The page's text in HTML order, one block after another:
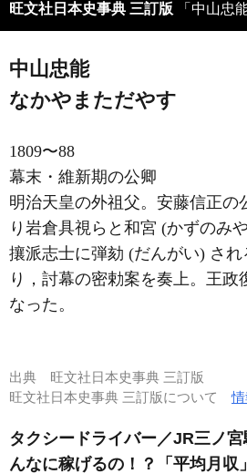
旺文社日本史事典 三訂版 「中山忠
中山忠能
なかやまただやす
1809〜88
幕末・維新期の公卿
明治天皇の外祖父。安藤信正の
り岩倉具視らと和宮 (かずのみ
攘派志士に弾劾 (だんがい) さ
り，討幕の密勅案を奏上。王政
なった。
出典 旺文社日本史事典 三訂版
旺文社日本史事典 三訂版について
タクシードライバー／JR三ノ
んなに稼げるの！？「平均月収